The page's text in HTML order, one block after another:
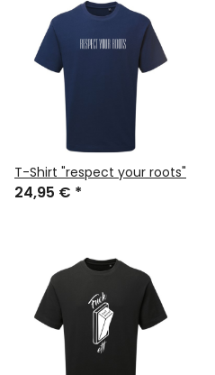
T-Shirt "respect your roots"
24,95 € *